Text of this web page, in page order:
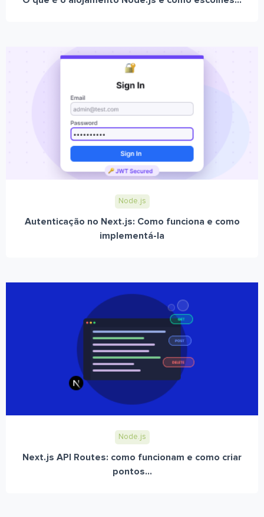
Node.js
Autenticação no Next.js: Como funciona e como
implementá-la
Node.js
Next.js API Routes: como funcionam e como criar
pontos...